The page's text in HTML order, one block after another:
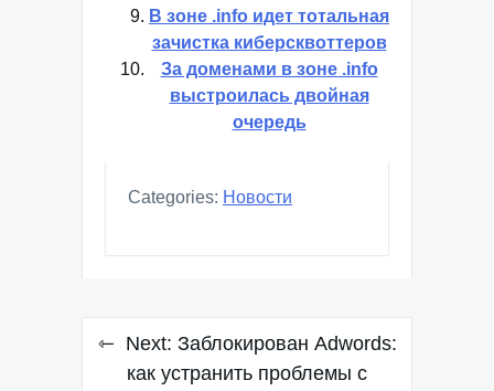
В зоне .info идет тотальная
зачистка киберсквоттеров
За доменами в зоне .info
выстроилась двойная
очередь
Categories: Новости
Навигация
Next: Заблокирован Adwords:
как устранить проблемы с